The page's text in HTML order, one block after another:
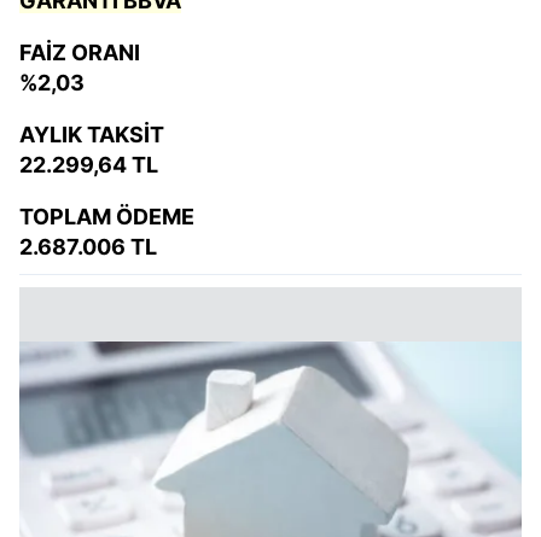
FAİZ ORANI
%2,03
AYLIK TAKSİT
22.299,64 TL
TOPLAM ÖDEME
2.687.006 TL